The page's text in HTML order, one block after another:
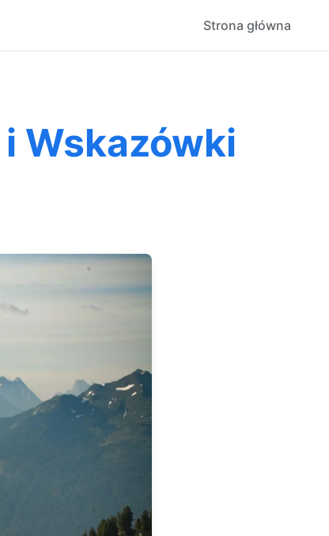
Strona główna
Wskazówki